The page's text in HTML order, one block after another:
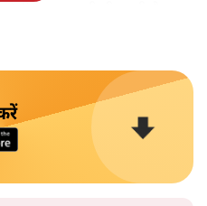
खबर आती ही रहती है।